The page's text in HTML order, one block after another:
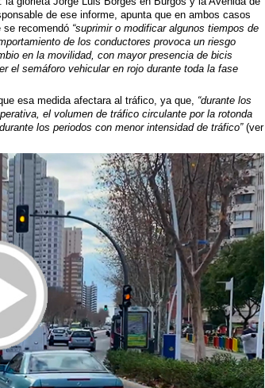
de ese informe, apunta que en ambos casos
se recomendó “suprimir o modificar algunos tiempos de
de los conductores provoca un riesgo
en la movilidad, con mayor presencia de bicis
el semáforo vehicular en rojo durante toda la fase
esa medida afectara al tráfico, ya que, “durante los
el volumen de tráfico circulante por la rotonda
los periodos con menor intensidad de tráfico”(ver